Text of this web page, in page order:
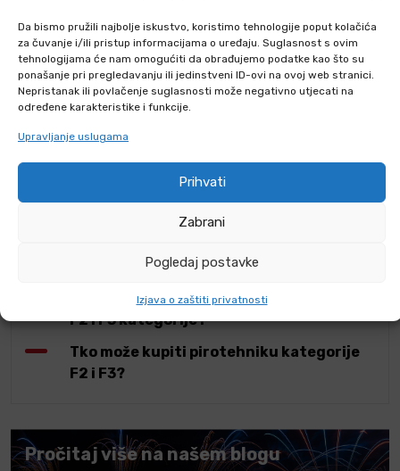
Da bismo pružili najbolje iskustvo, koristimo tehnologije poput kolačića
za čuvanje i/ili pristup informacijama o uređaju. Suglasnost s ovim
tehnologijama će nam omogućiti da obrađujemo podatke kao što su
ponašanje pri pregledavanju ili jedinstveni ID-ovi na ovoj web stranici.
Nepristanak ili povlačenje suglasnosti može negativno utjecati na
određene karakteristike i funkcije.
Upravljanje uslugama
Prihvati
Zabrani
Pogledaj postavke
Izjava o zaštiti privatnosti
ČESTA PITANJA
KOMENTARI O PROIZVODU
Mogu li kupiti pirotehniku putem
kategorije?
Kada smijem upotrebljavati pirotehniku
F2 i F3 kategorije?
Tko može kupiti pirotehniku kategorije
F2 i F3?
Pročitaj više na našem blogu